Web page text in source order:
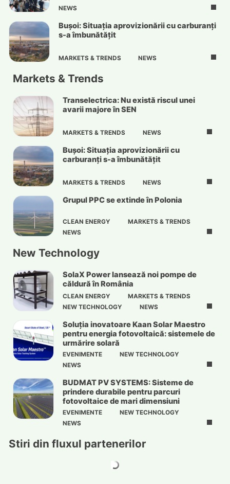
NEWS
Bușoi: Situația aprovizionării cu carburanți
s-a îmbunătățit
MARKETS & TRENDS NEWS
Markets & Trends
Transelectrica: Nu există riscul unei
avarii majore în SEN
MARKETS & TRENDS NEWS
Bușoi: Situația aprovizionării cu
carburanți s-a îmbunătățit
MARKETS & TRENDS NEWS
Grupul PPC se extinde în Polonia
CLEAN ENERGY
MARKETS & TRENDS
NEWS
New Technology
SolaX Power lansează noi pompe de
căldură în România
CLEAN ENERGY
MARKETS & TRENDS
NEW TECHNOLOGY
NEWS
Soluția inovatoare Kaan Solar Maestro
pentru energia fotovoltaică: sistemele de
urmărire solară
EVENIMENTE
NEW TECHNOLOGY
NEWS
BUDMAT PV SYSTEMS: Sisteme de
prindere durabile pentru parcuri
fotovoltaice de mari dimensiuni
EVENIMENTE
NEW TECHNOLOGY
NEWS
Stiri din fluxul partenerilor
Gigabyte ține platforma AM4 în viață cu